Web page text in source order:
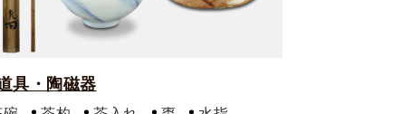
具・陶磁器